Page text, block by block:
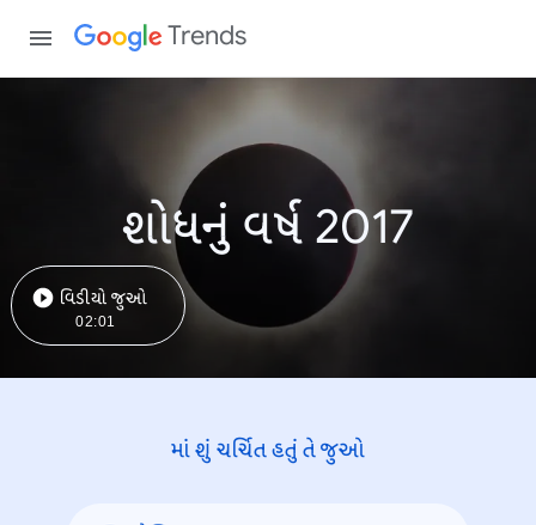
Trends
શોધનું વર્ષ 2017
વિડીયો જુઓ
02:01
માં શું ચર્ચિત હતું તે જુઓ